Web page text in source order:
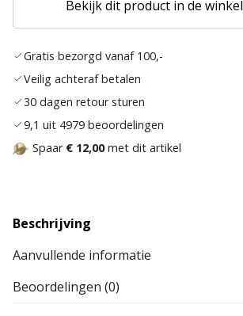
Bekijk dit product in de winkel
Gratis bezorgd vanaf 100,-
Veilig achteraf betalen
30 dagen retour sturen
9,1 uit 4979 beoordelingen
Spaar € 12,00met dit artikel
Beschrijving
Aanvullende informatie
Beoordelingen (0)